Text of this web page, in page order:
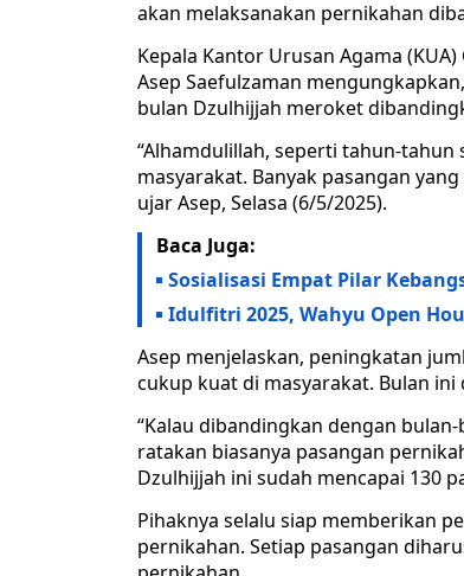
akan melaksanakan pernikahan
Kepala Kantor Urusan Agama
Asep Saefulzaman
bulan Dzulhijjah meroket
“Alhamdulillah, seperti tahun-
masyarakat. Banyak pasangan
ujar Asep, Selasa (6/5/2025).
Baca Juga:
Sosialisasi Empat Pilar
Idulfitri 2025, Wahyu Open
Asep menjelaskan, peningkatan
cukup kuat di masyarakat. Bulan
“Kalau dibandingkan dengan
ratakan biasanya pasangan
Dzulhijjah ini sudah mencapai 130
Pihaknya selalu siap memberikan
pernikahan. Setiap pasangan